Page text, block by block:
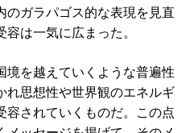
のガラパゴス的な表現を見直
は一気に広まった。
を越えていくような普遍性
れ思想性や世界観のエネルギ
容されていくものだ。この点